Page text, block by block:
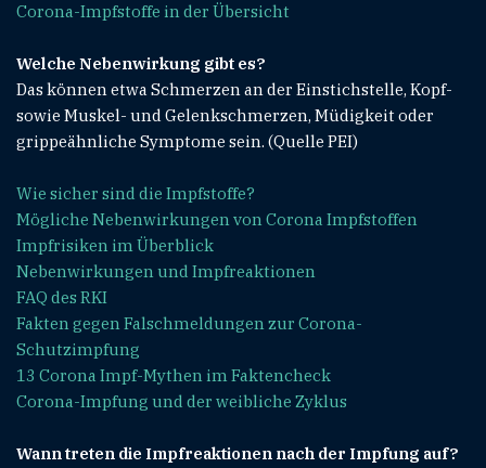
Corona-Impfstoffe in der Übersicht
Welche Nebenwirkung gibt es?
Das können etwa Schmerzen an der Einstichstelle, Kopf-
sowie Muskel- und Gelenkschmerzen, Müdigkeit oder
grippeähnliche Symptome sein. (Quelle PEI)
Wie sicher sind die Impfstoffe?
Mögliche Nebenwirkungen von Corona Impfstoffen
Impfrisiken im Überblick
Nebenwirkungen und Impfreaktionen
FAQ des RKI
Fakten gegen Falschmeldungen zur Corona-
Schutzimpfung
13 Corona Impf-Mythen im Faktencheck
Corona-Impfung und der weibliche Zyklus
Wann treten die Impfreaktionen nach der Impfung auf?